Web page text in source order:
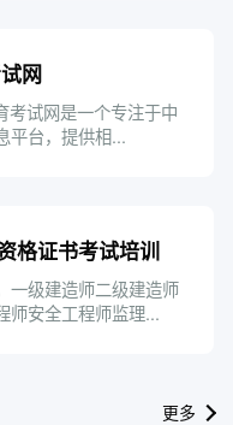
网
考试网是一个专注于中
平台，提供相...
格证书考试培训
一级建造师二级建造师
师安全工程师监理...
更多